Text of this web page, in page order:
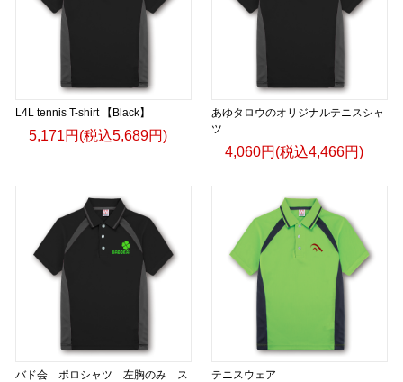
L4L tennis T-shirt 【Black】
5,171円(税込5,689円)
あゆタロウのオリジナルテニスシャ
ツ
4,060円(税込4,466円)
バド会 ポロシャツ 左胸のみ ス
テニスウェア